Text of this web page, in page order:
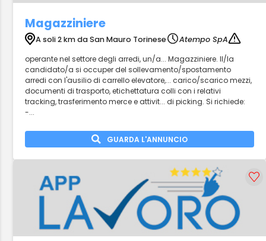
Magazziniere
A soli 2 km da San Mauro Torinese
Atempo SpA
operante nel settore degli arredi, un/a... Magazziniere. Il/la
candidato/a si occuper del sollevamento/spostamento
arredi con l'ausilio di carrello elevatore,... carico/scarico mezzi,
documenti di trasporto, etichettatura colli con i relativi
tracking, trasferimento merce e attivit... di picking. Si richiede:
-...
GUARDA L'ANNUNCIO